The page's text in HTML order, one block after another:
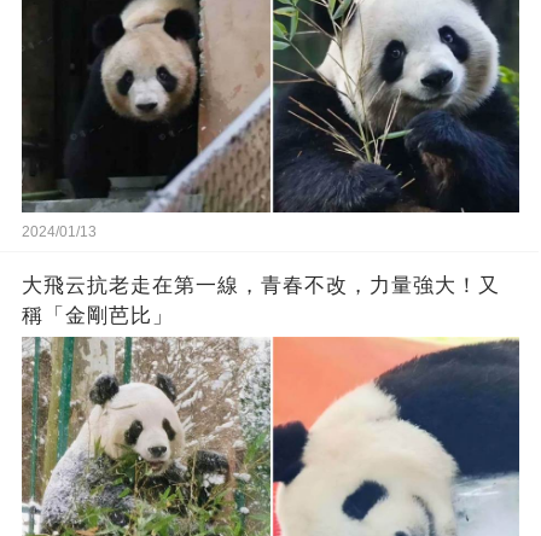
2024/01/13
大飛云抗老走在第一線，青春不改，力量強大！又
稱「金剛芭比」